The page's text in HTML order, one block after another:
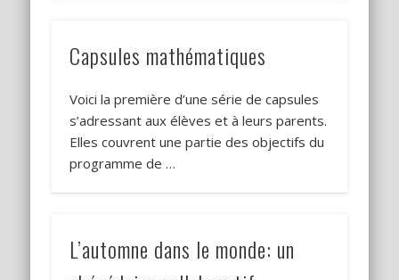
Capsules mathématiques
Voici la première d’une série de capsules
s’adressant aux élèves et à leurs parents.
Elles couvrent une partie des objectifs du
programme de …
L’automne dans le monde: un